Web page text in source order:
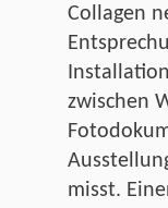
Collagen
zwischen
misst.